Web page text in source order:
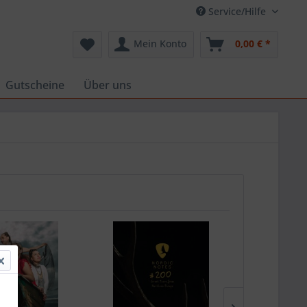
Service/Hilfe
Mein Konto 0,00 € *
Gutscheine Über uns